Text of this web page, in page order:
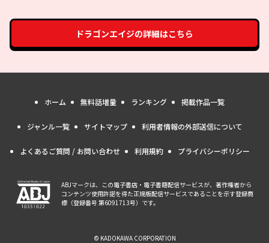
ドラゴンエイジの詳細はこちら
ホーム 無料話増量 ランキング 掲載作品一覧
ジャンル一覧 サイトマップ 利用者情報の外部送信について
よくあるご質問 / お問い合わせ 利用規約 プライバシーポリシー
ABJマークは、この電子書店・電子書籍配信サービスが、著作権者から
コンテンツ使用許諾を得た正規版配信サービスであることを示す登録商
標（登録番号 第6091713号）です。
© KADOKAWA CORPORATION